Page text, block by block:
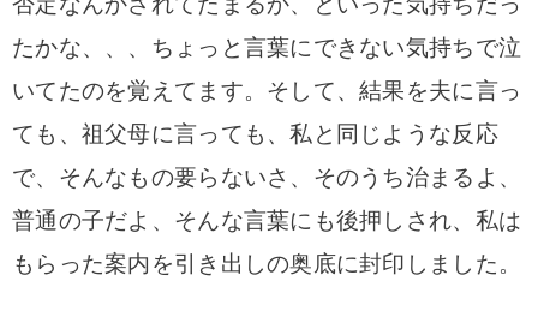
たかな、、、ちょっと言葉にできない気持ちで泣
いてたのを覚えてます。 そして、結果を夫に言っ
ても、祖父母に言っても、私と同じような反応
で、そんなもの要らないさ、そのうち治まるよ、
普通の子だよ、そんな言葉にも後押しされ、私は
もらった案内を引き出しの奥底に封印しました。